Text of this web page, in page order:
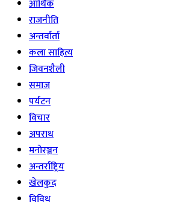
आर्थिक
राजनीति
अन्तर्वार्ता
कला साहित्य
जिवनशैली
समाज
पर्यटन
विचार
अपराध
मनोरञ्जन
अन्तर्राष्ट्रिय
खेलकुद